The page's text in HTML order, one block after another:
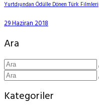
Yurtdışından Ödülle Dönen Türk Filmleri
29 Haziran 2018
Ara
Kategoriler